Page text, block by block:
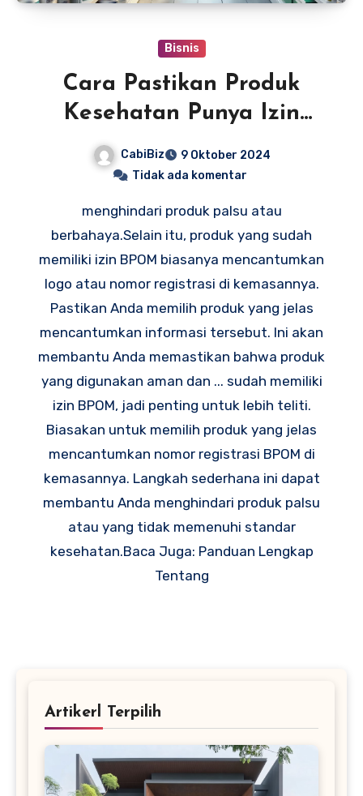
Bisnis
Cara Pastikan Produk
Kesehatan Punya Izin
BPOM Resmi
CabiBiz
9 Oktober 2024
Tidak ada komentar
menghindari produk palsu atau
berbahaya.Selain itu, produk yang sudah
memiliki izin BPOM biasanya mencantumkan
logo atau nomor registrasi di kemasannya.
Pastikan Anda memilih produk yang jelas
mencantumkan informasi tersebut. Ini akan
membantu Anda memastikan bahwa produk
yang digunakan aman dan ... sudah memiliki
izin BPOM, jadi penting untuk lebih teliti.
Biasakan untuk memilih produk yang jelas
mencantumkan nomor registrasi BPOM di
kemasannya. Langkah sederhana ini dapat
membantu Anda menghindari produk palsu
atau yang tidak memenuhi standar
kesehatan.Baca Juga: Panduan Lengkap
Tentang
Artikerl Terpilih